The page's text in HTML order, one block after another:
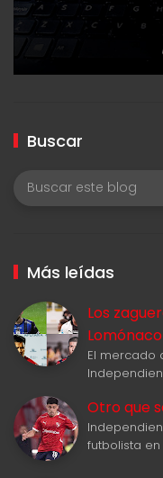
Buscar
Más leídas
Los
Lomónaco
El mercado
Otro que
futbolista